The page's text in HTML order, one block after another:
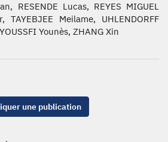
RESENDE Lucas, REYES MIGUEL
Meilame, UHLENDORFF
Younès, ZHANG Xin
une publication